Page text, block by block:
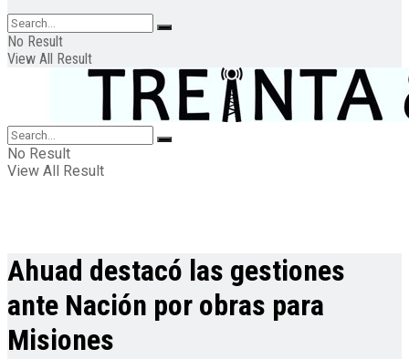
No Result
View All Result
No Result
View All Result
Ahuad destacó las gestiones
ante Nación por obras para
Misiones